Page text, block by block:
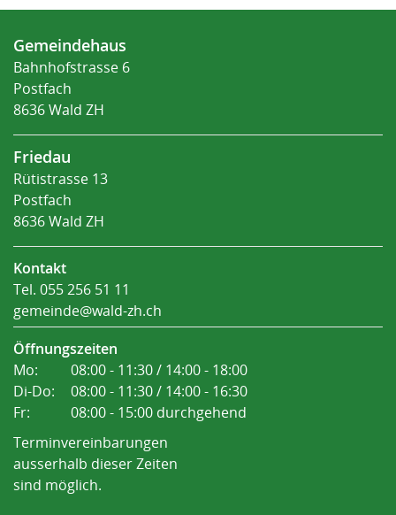
Fusszeile
Gemeindehaus
Bahnhofstrasse 6
Postfach
8636 Wald ZH
Friedau
Rütistrasse 13
Postfach
8636 Wald ZH
Kontakt
Tel. 055 256 51 11
gemeinde@wald-zh.ch
Öffnungszeiten
Mo:
08:00 - 11:30 / 14:00 - 18:00
Di-Do:
08:00 - 11:30 / 14:00 - 16:30
Fr:
08:00 - 15:00 durchgehend
Terminvereinbarungen
ausserhalb dieser Zeiten
sind möglich.